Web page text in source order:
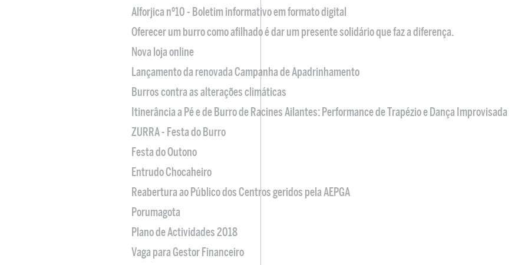
Alforjica nº10 - Boletim informativo em formato digital
Oferecer um burro como afilhado é dar um presente solidário que faz a diferença.
Nova loja online
Lançamento da renovada Campanha de Apadrinhamento
Burros contra as alterações climáticas
Itinerância a Pé e de Burro de Racines Ailantes: Performance de Trapézio e Dança Improvisada
ZURRA - Festa do Burro
Festa do Outono
Entrudo Chocaheiro
Reabertura ao Público dos Centros geridos pela AEPGA
Porumagota
Plano de Actividades 2018
Vaga para Gestor Financeiro